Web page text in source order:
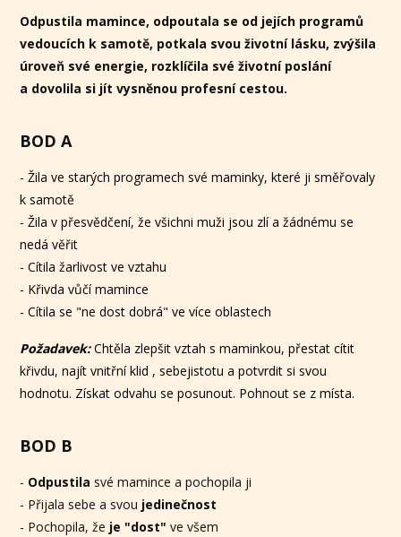
Odpustila mamince, odpoutala se od jejích programů
vedoucích k samotě, potkala svou životní lásku, zvýšila
úroveň své energie, rozklíčila své životní poslání
a dovolila si jít vysněnou profesní cestou.
BOD A
- Žila ve starých programech své maminky, které ji směřovaly
k samotě
- Žila v přesvědčení, že všichni muži jsou zlí a žádnému se
nedá věřit
- Cítila žarlivost ve vztahu
- Křivda vůčí mamince
- Cítila se "ne dost dobrá" ve více oblastech
Požadavek: Chtěla zlepšit vztah s maminkou, přestat cítit
křivdu, najít vnitřní klid , sebejistotu a potvrdit si svou
hodnotu. Získat odvahu se posunout. Pohnout se z místa.
BOD B
- Odpustila své mamince a pochopila ji
- Přijala sebe a svou jedinečnost
- Pochopila, že je "dost" ve všem